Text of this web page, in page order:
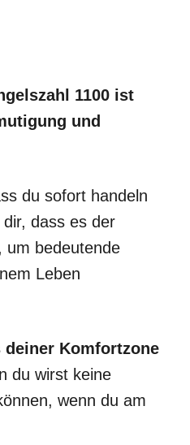
1100 ist
und
du sofort handeln
dass es der
um bedeutende
Leben
deiner Komfortzone
du wirst keine
wenn du am